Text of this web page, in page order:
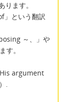
ります。
」という翻訳
～、」や
す。
His argument
.